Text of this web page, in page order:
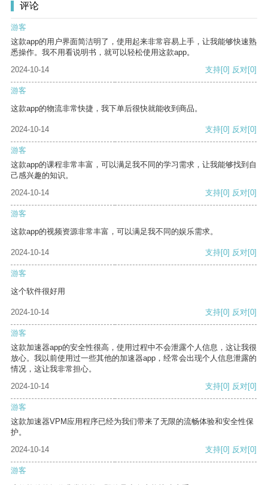
评论
游客
这款app的用户界面简洁明了，使用起来非常容易上手，让我能够快速熟
悉操作。我不用看说明书，就可以轻松使用这款app。
2024-10-14
支持[0] 反对[0]
游客
这款app的物流非常快捷，我下单后很快就能收到商品。
2024-10-14 支持[0] 反对[0]
游客
这款app的课程非常丰富，可以满足我不同的学习需求，让我能够找到自
己感兴趣的知识。
2024-10-14
支持[0] 反对[0]
游客
这款app的视频资源非常丰富，可以满足我不同的娱乐需求。
2024-10-14 支持[0] 反对[0]
游客
这个软件很好用
2024-10-14 支持[0] 反对[0]
游客
这款加速器app的安全性很高，使用过程中不会泄露个人信息，这让我很
放心。我以前使用过一些其他的加速器app，经常会出现个人信息泄露的
情况，这让我非常担心。
2024-10-14
支持[0] 反对[0]
游客
这款加速器VPM应用程序已经为我们带来了无限的流畅体验和安全性保
护。
2024-10-14
支持[0] 反对[0]
游客